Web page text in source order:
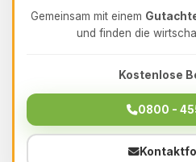
Gemeinsam mit einem
und finden die
Kostenlose
0800 -